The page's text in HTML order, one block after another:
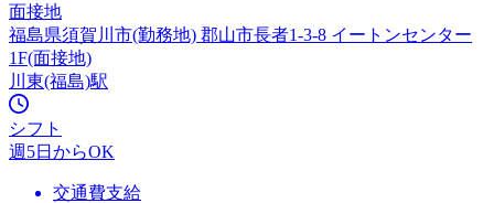
面接地
福島県須賀川市(勤務地) 郡山市長者1-3-8 イートンセンター
1F(面接地)
川東(福島)駅
シフト
週5日からOK
交通費支給